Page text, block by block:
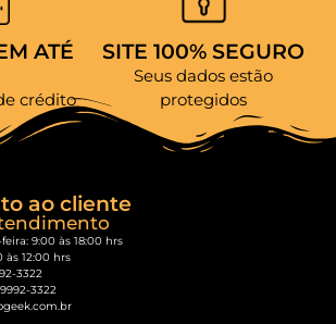
ATÉ
crédito
SITE 100% SEGURO
Seus dados estão
protegidos
ao cliente
9:00 às 18:00 hrs
às 12:00 hrs
3322
3322